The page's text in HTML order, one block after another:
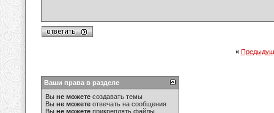
«
Ваши права в разделе
Вы не можете создавать темы
Вы не можете отвечать на сообщения
Вы не можете прикреплять файлы